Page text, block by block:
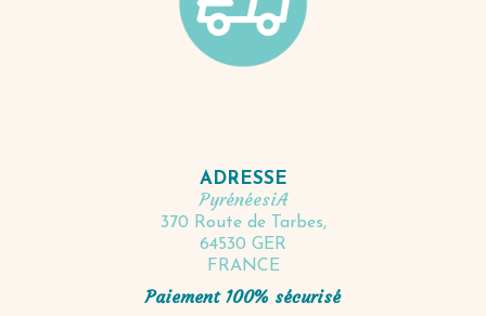
ADRESSE
PyrénéesiA
370 Route de Tarbes,
64530 GER
FRANCE
Paiement 100% sécurisé